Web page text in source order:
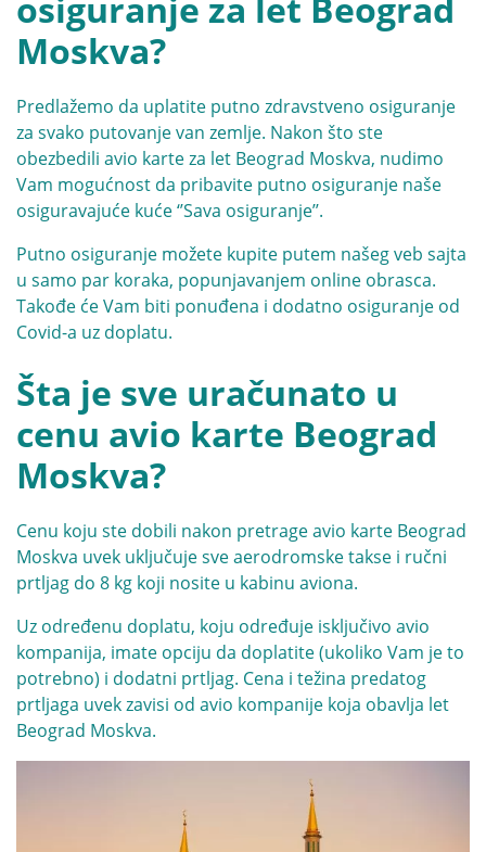
Moskva?
Predlažemo da uplatite putno zdravstveno osiguranje
za svako putovanje van zemlje. Nakon što ste
obezbedili avio karte za let Beograd Moskva, nudimo
Vam mogućnost da pribavite putno osiguranje naše
osiguravajuće kuće ‘’Sava osiguranje’’.
Putno osiguranje možete kupite putem našeg veb sajta
u samo par koraka, popunjavanjem online obrasca.
Takođe će Vam biti ponuđena i dodatno osiguranje od
Covid-a uz doplatu.
Šta je sve uračunato u
cenu avio karte Beograd
Moskva?
Cenu koju ste dobili nakon pretrage avio karte Beograd
Moskva uvek uključuje sve aerodromske takse i ručni
prtljag do 8 kg koji nosite u kabinu aviona.
Uz određenu doplatu, koju određuje isključivo avio
kompanija, imate opciju da doplatite (ukoliko Vam je to
potrebno) i dodatni prtljag. Cena i težina predatog
prtljaga uvek zavisi od avio kompanije koja obavlja let
Beograd Moskva.